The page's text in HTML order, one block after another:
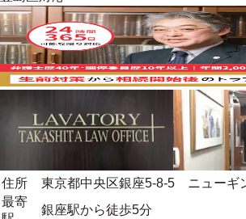
住所
東京都中央区銀座5-8-5 ニューギ
最寄
銀座駅から徒歩5分